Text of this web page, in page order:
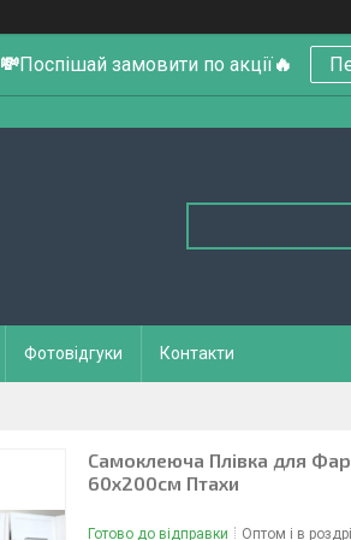
💸Поспішай замовити по акції🔥
Фотовідгуки Контакти
Самоклеюча Плівка для
60х200см Птахи
Готово до відправки Оптом і в